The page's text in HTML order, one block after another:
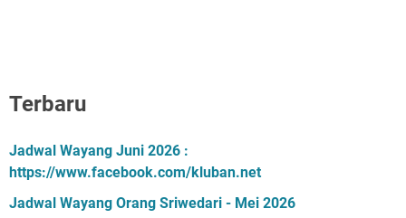
Terbaru
Jadwal Wayang Juni 2026 :
https://www.facebook.com/kluban.net
Jadwal Wayang Orang Sriwedari - Mei 2026